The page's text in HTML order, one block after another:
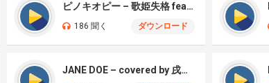
ピノキオピー – 歌姫失格 feat. 初音ミク
186 聞く ダウンロード
JANE DOE – covered by 戌亥とこ、宇佐美リト